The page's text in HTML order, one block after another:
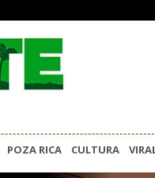
POZA RICA CULTURA